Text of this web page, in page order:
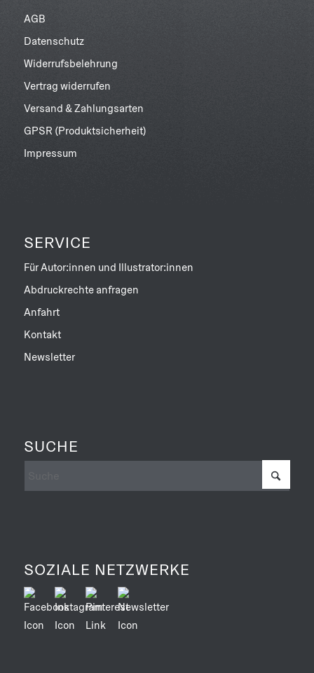
AGB
Datenschutz
Widerrufsbelehrung
Vertrag widerrufen
Versand & Zahlungsarten
GPSR (Produktsicherheit)
Impressum
SERVICE
Für Autor:innen und Illustrator:innen
Abdruckrechte anfragen
Anfahrt
Kontakt
Newsletter
SUCHE
SOZIALE NETZWERKE